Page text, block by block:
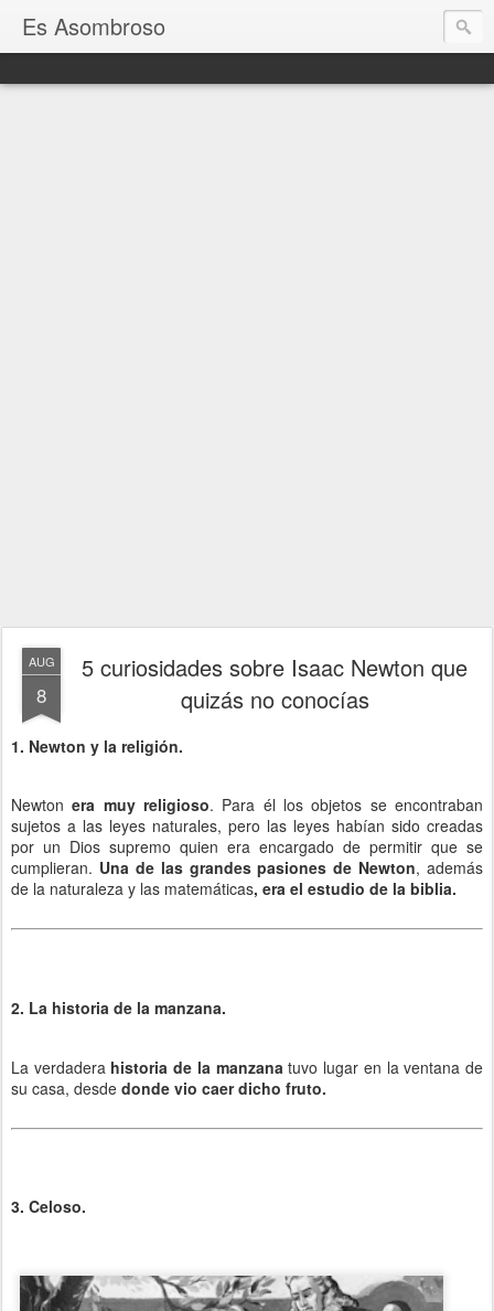
Es Asombroso
AUG
8
5 curiosidades sobre Isaac Newton que
quizás no conocías
1. Newton y la religión.
Newton era muy religioso. Para él los objetos se encontraban
sujetos a las leyes naturales, pero las leyes habían sido creadas
por un Dios supremo quien era encargado de permitir que se
cumplieran. Una de las grandes pasiones de Newton, además
de la naturaleza y las matemáticas, era el estudio de la biblia.
2. La historia de la manzana.
La verdadera historia de la manzana tuvo lugar en la ventana de
su casa, desde donde vio caer dicho fruto.
3. Celoso.